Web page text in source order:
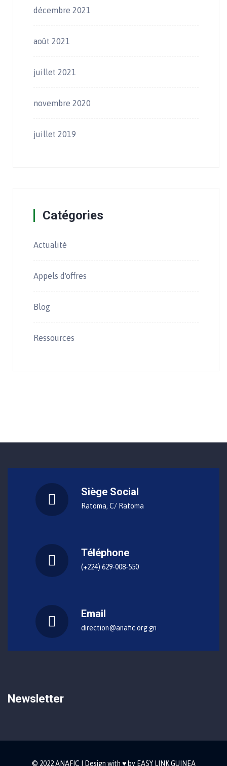
décembre 2021
août 2021
juillet 2021
novembre 2020
juillet 2019
Catégories
Actualité
Appels d'offres
Blog
Ressources
Siège Social
Ratoma, C/ Ratoma
Téléphone
(+224) 629-008-550
Email
direction@anafic.org.gn
Newsletter
© 2022 ANAFIC | Design with ♥ by EASY LINK GUINEA